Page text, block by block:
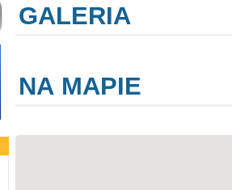
GALERIA
NA MAPIE